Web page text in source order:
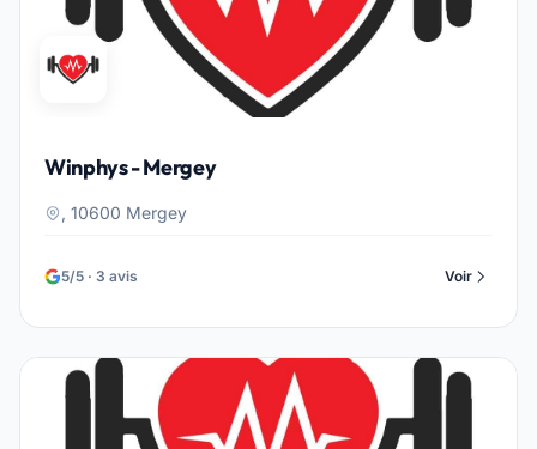
Winphys - Mergey
, 10600 Mergey
5/5 · 3 avis Voir